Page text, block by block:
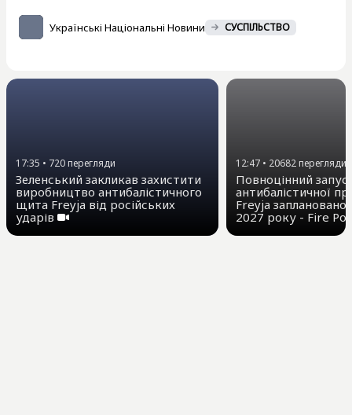
Українські Національні Новини СУСПІЛЬСТВО
17:35 • 720перегляди
Зеленський закликав захистити
виробництво антибалістичного
щита Freyja від російських
ударів
12:47 • 20682 перегляди
Повноцінний
антибалістичної
Freyja заплановано
2027 року - Fire